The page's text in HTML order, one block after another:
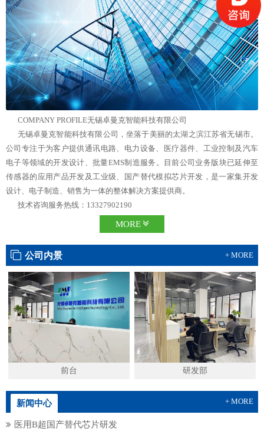
COMPANY PROFILE无锡卓曼克智能科技有限公司
无锡卓曼克智能科技有限公司，坐落于美丽的太湖之滨江苏省无锡市。
公司专注于为客户提供通讯电路、电力设备、医疗器件、工业控制及汽车
电子等领域的开发设计、批量EMS制造服务。目前公司业务版块已延伸至
传感器的应用产品开发及工业级、国产替代模拟芯片开发，是一家集开发
设计、电子制造、销售为一体的整体解决方案提供商。
技术咨询服务热线：13327902190
MORE
公司内景 + MORE
前台 研发部
新闻中心 + MORE
医用B超国产替代芯片研发